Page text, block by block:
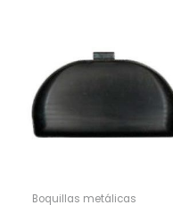
Boquillas metálicas